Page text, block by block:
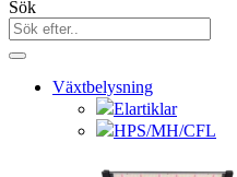
Sök
Växtbelysning
Elartiklar
HPS/MH/CFL